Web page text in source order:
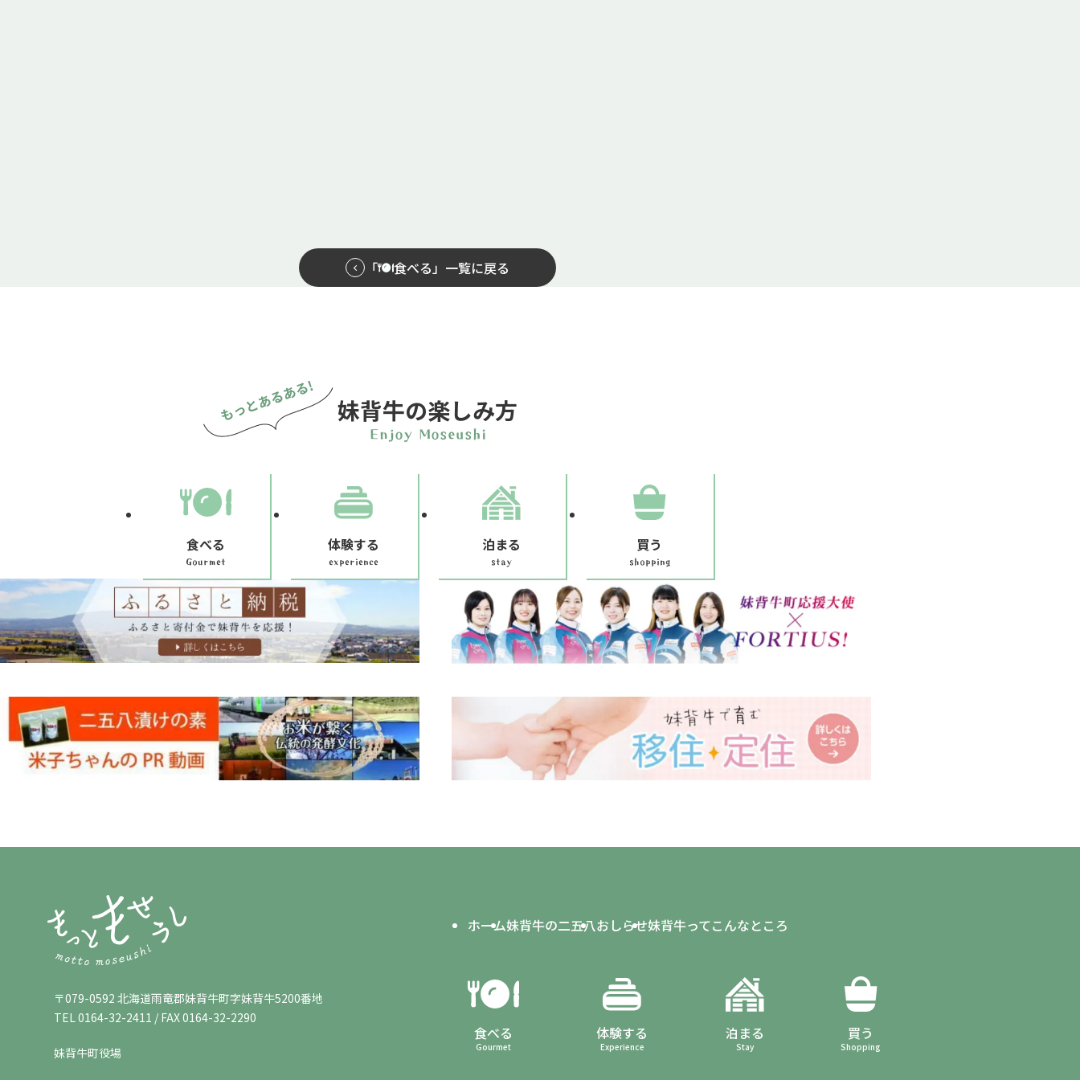
「 食べる」一覧に戻る
妹背牛の楽しみ方
食べる 体験する 泊まる 買う
〒079-0592 北海道雨竜郡妹背牛町字妹背牛5200番地
TEL 0164-32-2411 / FAX 0164-32-2290
妹背牛町役場
ホーム 妹背牛ってこんなところ
おしらせ
妹背牛の二五八
食べる 体験する 泊まる 買う